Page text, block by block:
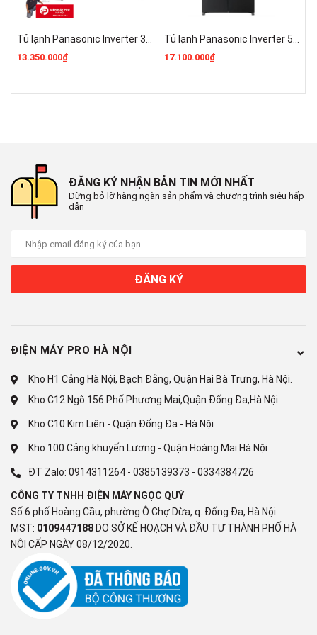
Mức tiêu thụ điện năng
Inverter
Chế độ Holiday
Công nghệ bảo quản và làm lạnh
Công nghệ làm lạnh:
-3°C)
Công nghệ kháng khuẩn, khử mùi:
Có
Đèn LED chiếu sáng
Khoá trẻ em
Bảng điều khiển cảm ứng bên ngoài cửa tủ
Hộp đá xoay
Lấy nước ngoài:
13.350.000₫ 17.100.000₫
ĐĂNG KÝ NHẬN BẢN TIN MỚI NHẤT
Đừng bỏ lỡ hàng ngàn sản phẩm và chương trình siêu hấp
dẫn
ĐĂNG KÝ
ĐIỆN MÁY PRO HÀ NỘI
Kho H1 Cảng Hà Nội, Bạch Đằng, Quận Hai Bà Trưng, Hà Nội.
Kho C12 Ngõ 156 Phố Phương Mai,Quận Đống Đa,Hà Nội
Kho C10 Kim Liên - Quận Đống Đa - Hà Nội
Kho 100 Cảng khuyến Lương - Quận Hoàng Mai Hà Nội
ĐT Zalo: 0914311264 - 0385139373 - 0334384726
CÔNG TY TNHH ĐIỆN MÁY NGỌC QUÝ
Số 6 phố Hoàng Cầu, phường Ô Chợ Dừa, q. Đống Đa, Hà Nội
MST: 0109447188 DO SỞ KẾ HOẠCH VÀ ĐẦU TƯ THÀNH PHỐ HÀ
NỘI CẤP NGÀY 08/12/2020.